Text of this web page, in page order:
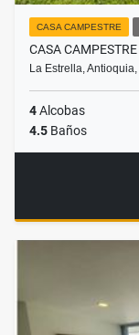
CASA CAMPESTRE
CASA
La Estrella,
4Alcobas
4.5 Baños